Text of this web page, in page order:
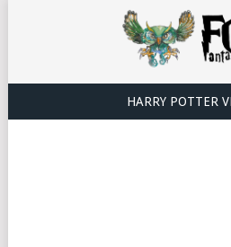
HARRY POTTER